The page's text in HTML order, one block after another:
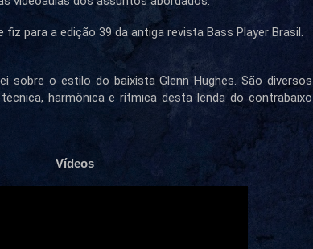
para a edição 39 da antiga revista Bass Player Brasil.
sobre o estilo do baixista Glenn Hughes. São diversos
harmônica e rítmica desta lenda do contrabaixo
Vídeos